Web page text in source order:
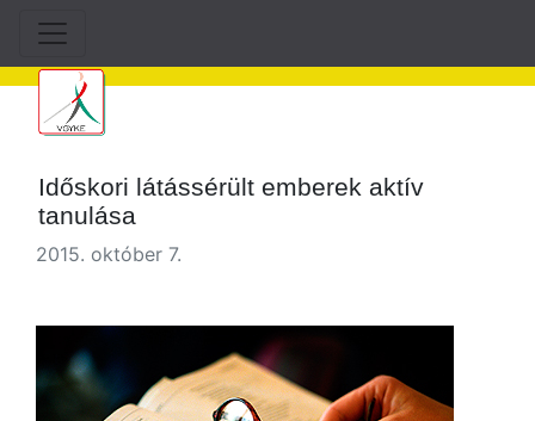
Időskori látássérült emberek aktív
tanulása
2015. október 7.